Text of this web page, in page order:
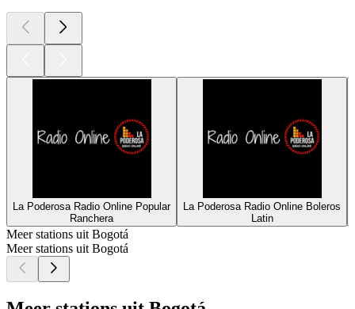
La Poderosa Radio Online Popular
Ranchera
La Poderosa Radio Online Boleros
Latin
Meer stations uit Bogotá
Meer stations uit Bogotá